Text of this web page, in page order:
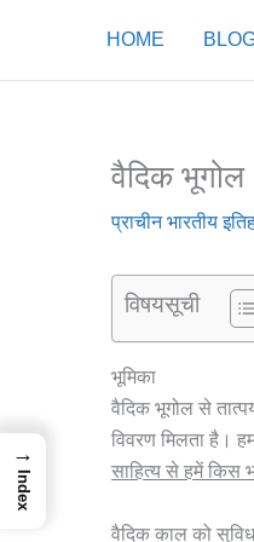
content
HOME
वैदिक भूगोल
प्राचीन भारतीय
विषयसूची
भूमिका
वैदिक भूगोल से
विवरण मिलता है।
साहित्य से हमें किस
वैदिक काल को
→
Index